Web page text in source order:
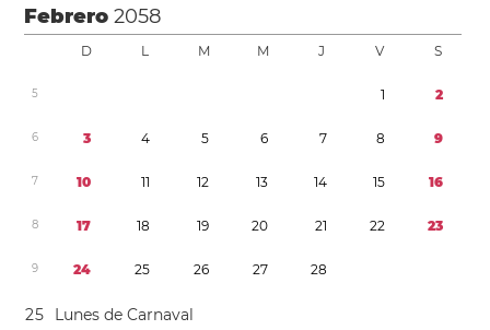
Febrero2058
D L M M J V S
5 1 2
6 3 4 5 6 7 8 9
7 10 11 12 13 14 15 16
8 17 18 19 20 21 22 23
9 24 25 26 27 28
25
Lunes de Carnaval